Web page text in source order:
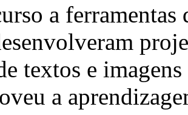
a
textos e
a